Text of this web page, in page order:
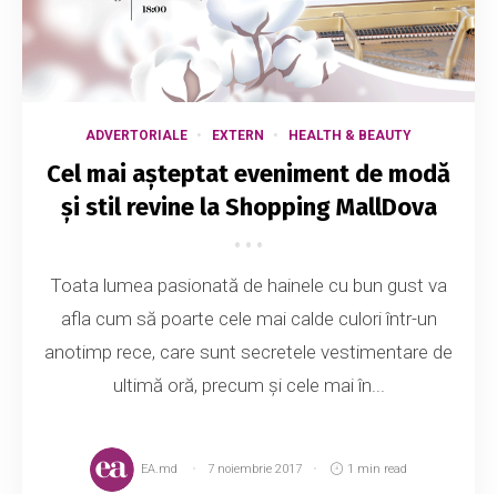
ADVERTORIALE EXTERN HEALTH & BEAUTY
Cel mai așteptat eveniment de modă
și stil revine la Shopping MallDova
Toata lumea pasionată de hainele cu bun gust va
afla cum să poarte cele mai calde culori într-un
anotimp rece, care sunt secretele vestimentare de
ultimă oră, precum și cele mai în...
EA.md 7 noiembrie 2017 1 min read